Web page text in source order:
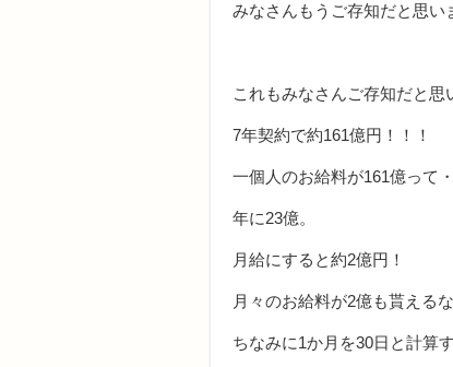
みなさんもうご存知だと思
これもみなさんご存知だと思
7年契約で約161億円！！！
一個人のお給料が161億って
年に23億。
月給にすると約2億円！
月々のお給料が2億も貰える
ちなみに1か月を30日と計算